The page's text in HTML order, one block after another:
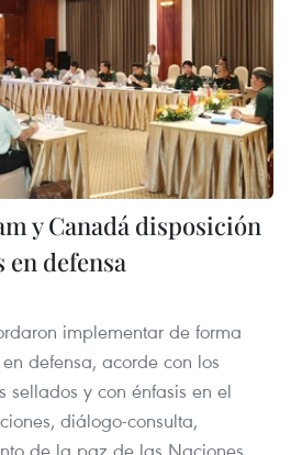
y Canadá disposición
en defensa
implementar de forma
defensa, acorde con los
sellados y con énfasis en el
diálogo-consulta,